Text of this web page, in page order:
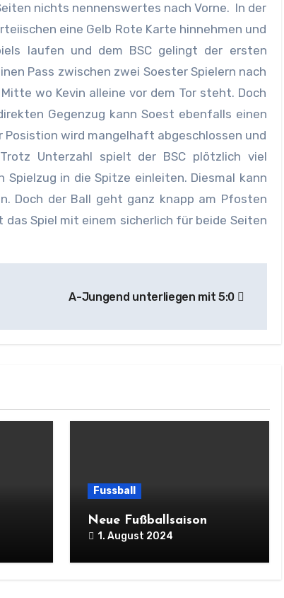
nichts nennenswertes nach Vorne. In der
eine Gelb Rote Karte hinnehmen und
laufen und dem BSC gelingt der ersten
Pass zwischen zwei Soester Spielern nach
wo Kevin alleine vor dem Tor steht. Doch
Gegenzug kann Soest ebenfalls einen
Posistion wird mangelhaft abgeschlossen und
Unterzahl spielt der BSC plötzlich viel
in die Spitze einleiten. Diesmal kann
Doch der Ball geht ganz knapp am Pfosten
Spiel mit einem sicherlich für beide Seiten
A-Jungend unterliegen mit 5:0
Fussball
Neue Fußballsaison
1. August 2024